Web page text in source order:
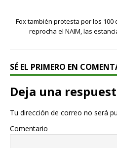
Fox también protesta por los 100
reprocha el NAIM, las
SÉ EL PRIMERO EN
Deja una
Tu dirección de correo no será
Comentario